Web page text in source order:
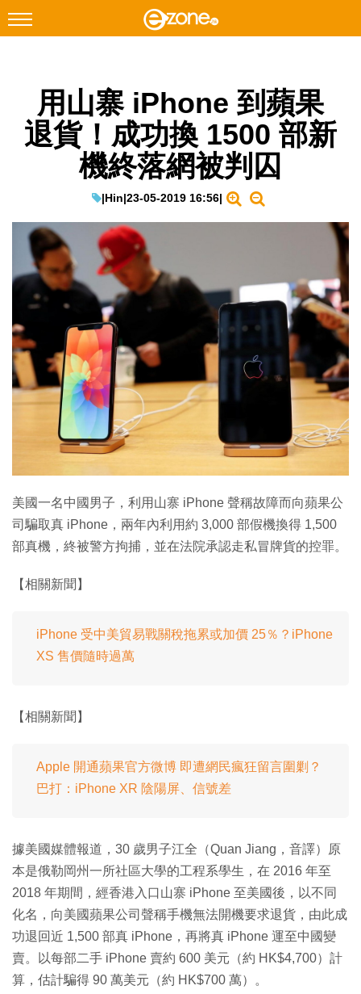
Facebook Instagram
科技焦點
教學評測
EduTech
IT Times
生成式AI與雲端應用
Enterprise Digital Transformation
特集
用山寨 iPhone 到蘋果
退貨！成功換 1500 部新
機終落網被判囚
|Hin|23-05-2019 16:56|
美國一名中國男子，利用山寨 iPhone 聲稱故障而向蘋果公
司騙取真 iPhone，兩年內利用約 3,000 部假機換得 1,500
部真機，終被警方拘捕，並在法院承認走私冒牌貨的控罪。
【相關新聞】
iPhone 受中美貿易戰關稅拖累或加價 25％？iPhone
XS 售價隨時過萬
【相關新聞】
Apple 開通蘋果官方微博 即遭網民瘋狂留言圍剿？
巴打：iPhone XR 陰陽屏、信號差
據美國媒體報道，30 歲男子江全（Quan Jiang，音譯）原
本是俄勒岡州一所社區大學的工程系學生，在 2016 年至
2018 年期間，經香港入口山寨 iPhone 至美國後，以不同
化名，向美國蘋果公司聲稱手機無法開機要求退貨，由此成
功退回近 1,500 部真 iPhone，再將真 iPhone 運至中國變
賣。以每部二手 iPhone 賣約 600 美元（約 HK$4,700）計
算，估計騙得 90 萬美元（約 HK$700 萬）。